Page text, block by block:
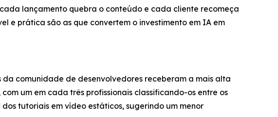
lançamento quebra o conteúdo e cada cliente recomeça
e prática são as que convertem o investimento em IA em
da comunidade de desenvolvedores receberam a mais alta
um em cada três profissionais classificando-os entre os
tutoriais em vídeo estáticos, sugerindo um menor